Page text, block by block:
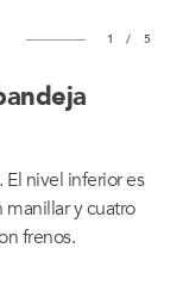
1 / 5
nivel inferior es
y cuatro
frenos.